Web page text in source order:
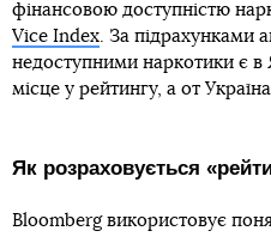
фінансовою доступністю
Vice Index. За підрахунками
недоступними наркотики є в
місце у рейтингу, а от
Як розраховується
Bloomberg використовує